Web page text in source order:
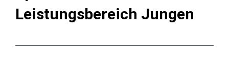
Leistungsbereich Jungen